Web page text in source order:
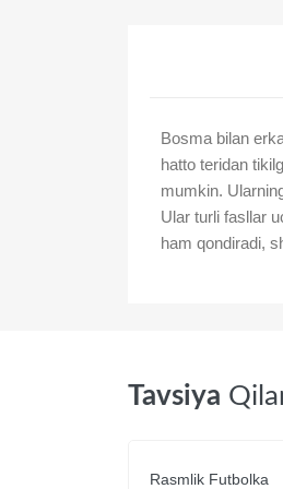
Bosma bilan
hatto teridan
mumkin.
Ular turli fasllar
ham qondiradi,
Tavsiya
Rasmlik Futbolka